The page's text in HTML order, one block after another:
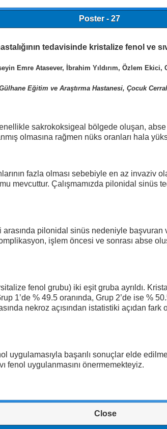
Poster - 27
tedavisinde kristalize fenol ve
Emre Atasever, İbrahim Yıldırım, Özlem
Eğitim ve Araştırma Hastanesi, Çocuk
sakrokoksigeal bölgede oluşan,
olmasına rağmen nüks oranları hala
fazla olması sebebiyle en az invaziv
mevcuttur. Çalışmamızda pilonidal sinüs
pilonidal sinüs nedeniyle
işlem öncesi ve sonrası abse
fenol grubu) iki eşit gruba ayrıldı.
1’de % 49.5 oranında, Grup 2’de ise %
nekroz açısından istatistiki açıdan
uygulamasıyla başarılı sonuçlar elde
fenol uygulanmasını önermemekteyiz.
Close